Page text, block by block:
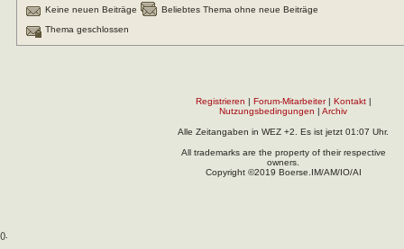
Keine neuen Beiträge
Beliebtes Thema ohne neue Beiträge
Thema geschlossen
Registrieren | Forum-Mitarbeiter| Kontakt|
Nutzungsbedingungen | Archiv
Alle Zeitangaben in WEZ +2. Es ist jetzt 01:07 Uhr.
All trademarks are the property of their respective
owners.
Copyright ©2019 Boerse.IM/AM/IO/AI
().